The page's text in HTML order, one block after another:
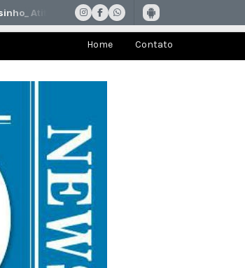
Home Contato